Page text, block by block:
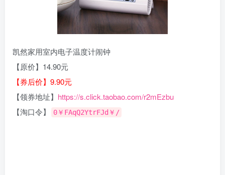
凯然家用室内电子温度计闹钟
【原价】14.90元
【券后价】9.90元
【领券地址】 https://s.click.taobao.com/r2mEzbu
【淘口令】
0￥FAqQ2YtrFJd￥/